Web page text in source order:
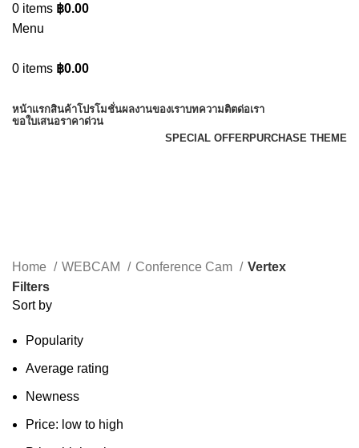
0 items ฿0.00
Menu
0 items ฿0.00
หน้าแรกสินค้าโปรโมชั่นผลงานของเราบทความติตด่อเรา
ขอใบเสนอราคาด่วน
SPECIAL OFFERPURCHASE THEME
Home WEBCAM Conference Cam
Vertex
Filters
Sort by
Popularity
Average rating
Newness
Price: low to high